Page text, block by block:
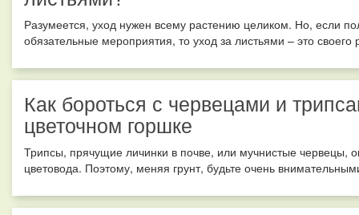
Разумеется, уход нужен всему растению целиком. Но, если
обязательные мероприятия, то уход за листьями – это своего
Как бороться с червецами и
цветочном горшке
Трипсы, прячущие личинки в почве, или мучнистые червецы,
цветовода. Поэтому, меняя грунт, будьте очень